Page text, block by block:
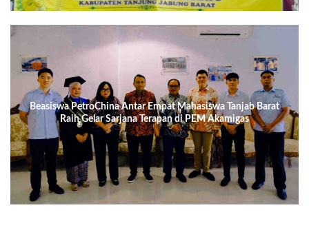
Beasiswa PetroChina Antar Empat Mahasiswa Tanjab Barat
Raih Gelar Sarjana Terapan di PEM Akamigas